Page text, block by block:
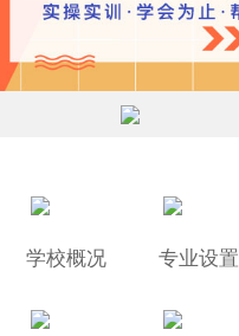
学校概况 专业设置